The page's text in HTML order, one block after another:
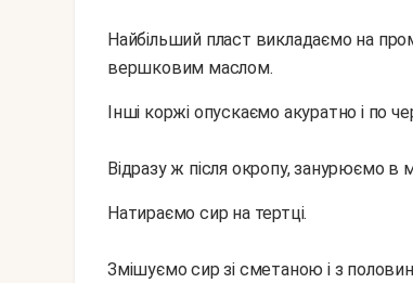
Найбільший пласт викладаємо на
вершковим маслом.
Інші коржі опускаємо акуратно і по
Відразу ж після окропу, занурюємо
Натираємо сир на тертці.
Змішуємо сир зі сметаною і з